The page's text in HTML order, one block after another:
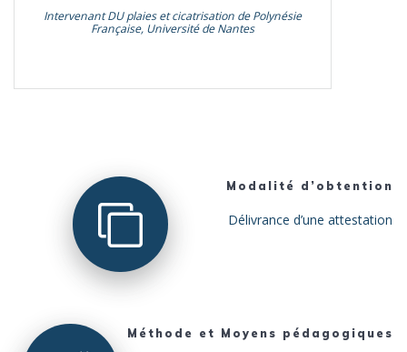
Intervenant DU plaies et cicatrisation de Polynésie
Française, Université de Nantes
Modalité d’obtention
Délivrance d’une attestation
Méthode et Moyens pédagogiques